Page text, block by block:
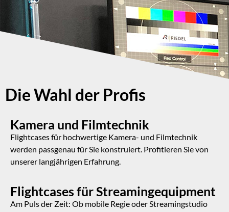
Die Wahl der Profis
Kamera und Filmtechnik
Flightcases für hochwertige Kamera- und Filmtechnik
werden passgenau für Sie konstruiert. Profitieren Sie von
unserer langjährigen Erfahrung.
Flightcases für Streamingequipment
Am Puls der Zeit: Ob mobile Regie oder Streamingstudio